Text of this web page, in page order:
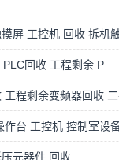
屏 工控机 回收 拆机
回收 工程剩余 P
程剩余变频器回收
作台 工控机 控制室设
元器件 回收